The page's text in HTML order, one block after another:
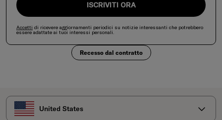
ISCRIVITI ORA
Accetti di ricevere aggiornamenti periodici su notizie interessanti che potrebbero
essere adattate ai tuoi interessi personali.
Recesso dal contratto
Seleziona il tuo paese
United States